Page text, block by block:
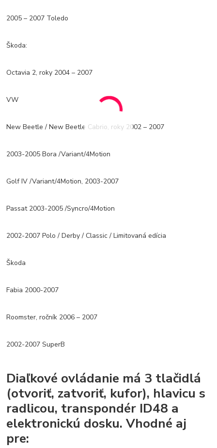
2005 – 2007 Toledo
Škoda:
Octavia 2, roky 2004 – 2007
VW
New Beetle / New Beetle Cabrio, roky 2002 – 2007
2003-2005 Bora /Variant/4Motion
Golf IV /Variant/4Motion, 2003-2007
Passat 2003-2005 /Syncro/4Motion
2002-2007 Polo / Derby / Classic / Limitovaná edícia
Škoda
Fabia 2000-2007
Roomster, ročník 2006 – 2007
2002-2007 SuperB
Diaľkové ovládanie má 3 tlačidlá
(otvoriť, zatvoriť, kufor), hlavicu s
radlicou, transpondér ID48 a
elektronickú dosku. Vhodné aj
pre: